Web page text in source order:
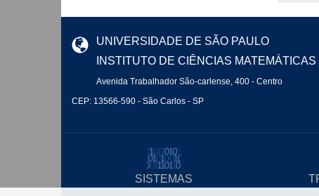
UNIVERSIDADE DE SÃO PAULO
INSTITUTO DE CIÊNCIAS
Avenida Trabalhador São-carlense, 400 - Centro
CEP: 13566-590 - São Carlos - SP
SISTEMAS